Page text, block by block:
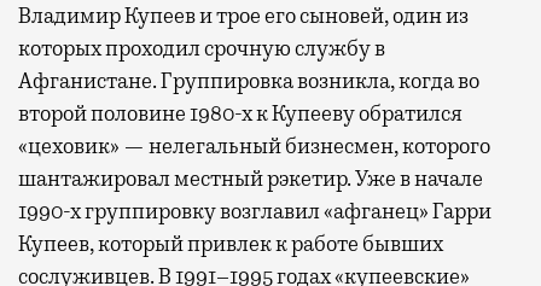
Владимир Купеев и трое его сыновей, один из
которых проходил срочную службу в
Афганистане. Группировка возникла, когда во
второй половине 1980-х к Купееву обратился
«цеховик» — нелегальный бизнесмен, которого
шантажировал местный рэкетир. Уже в начале
1990-х группировку возглавил «афганец» Гарри
Купеев, который привлек к работе бывших
сослуживцев. В 1991–1995 годах «купеевские»